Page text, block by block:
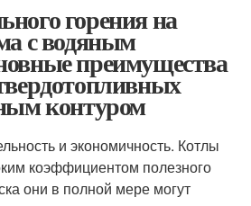
горения на
с водяным
преимущества
контуром
и экономичность. Котлы
коэффициентом полезного
они в полной мере могут